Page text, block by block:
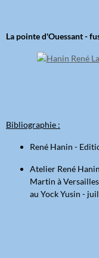
La pointe d'Ouessant -
Bibliographie :
René Hanin -
Atelier René
Martin à
au Yock Yusin -